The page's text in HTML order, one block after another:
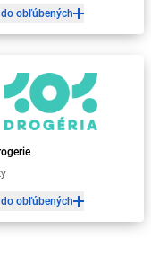
obľúbených
obľúbených